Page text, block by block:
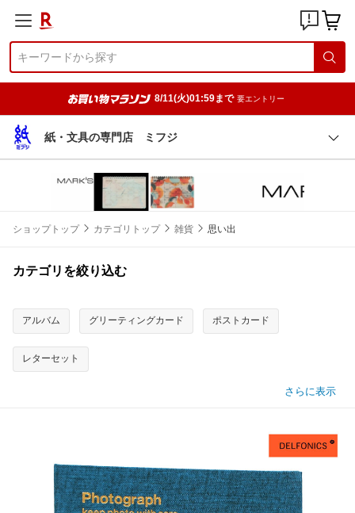
8/11(火)01:59まで 要エントリー
紙・文具の専門店 ミフジ
ショップトップ カテゴリトップ 雑貨 思い出
カテゴリを絞り込む
アルバム グリーティングカード ポストカード
レターセット
さらに表示